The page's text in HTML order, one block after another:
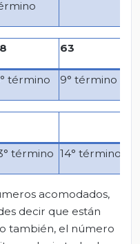
63
término 9° término
término 14° término
acomodados,
decir que están
también, el número